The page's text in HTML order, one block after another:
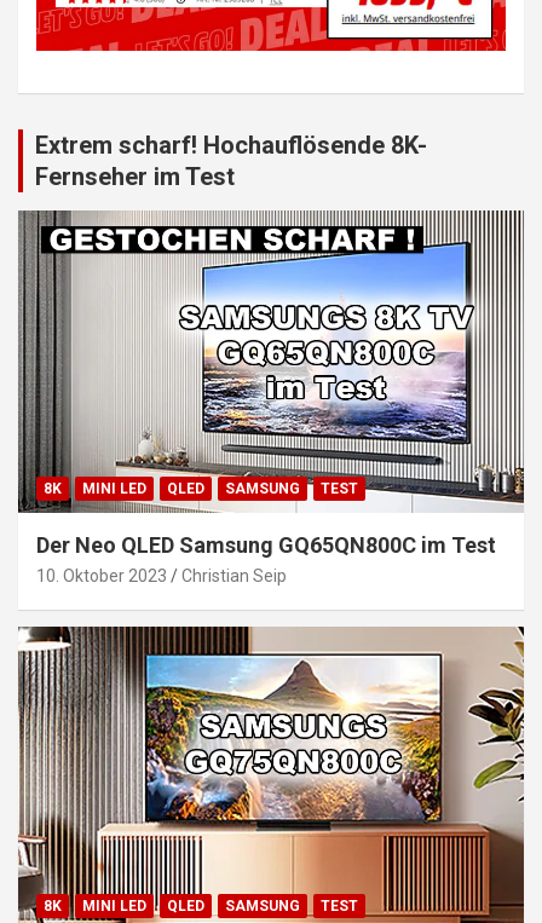
Extrem scharf! Hochauflösende 8K-
Fernseher im Test
8K MINI LED QLED SAMSUNG TEST
Der Neo QLED Samsung GQ65QN800C im Test
10. Oktober 2023 Christian Seip
8K MINI LED QLED SAMSUNG TEST